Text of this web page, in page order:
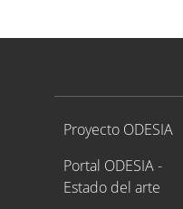
Proyecto ODESIA
Proyecto ODESIA
Portal ODESIA -
Estado del arte